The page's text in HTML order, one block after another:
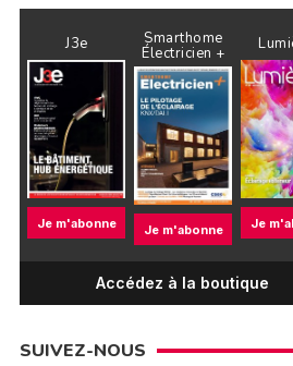
J3e
Je m'abonne
Smarthome
Électricien +
Je m'abonne Je
Accédez à la boutique
SUIVEZ-NOUS